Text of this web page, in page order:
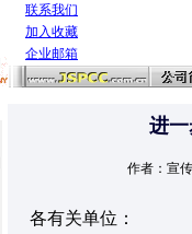
联系我们
加入收藏
企业邮箱
进
作者：宣
各有关单位：